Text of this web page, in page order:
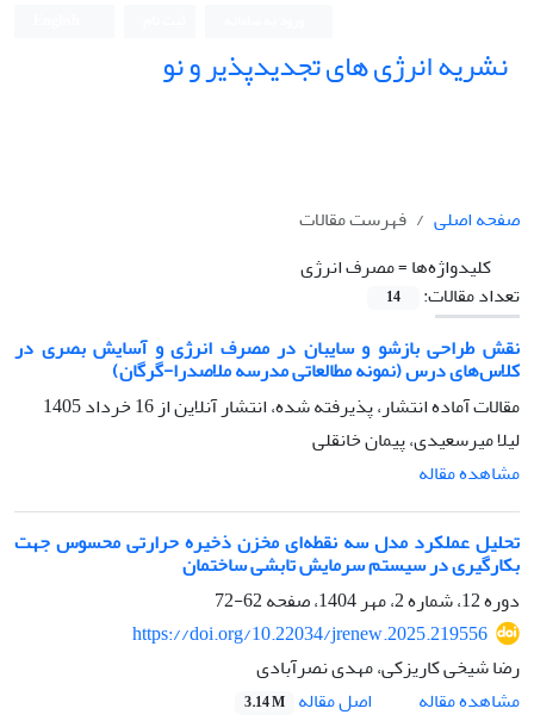
نشریه انرژی های تجدیدپذیر و نو
صفحه اصلی
فهرست مقالات
کلیدواژه‌ها =مصرف انرژی
تعداد مقالات:
14
نقش طراحی بازشو و سایبان در مصرف انرژی و آسایش بصری در
کلاس‌های درس (نمونه مطالعاتی مدرسه ملاصدرا-گرگان)
مقالات آماده انتشار، پذیرفته شده، انتشار آنلاین از16 خرداد 1405
لیلا میرسعیدی، پیمان خانقلی
مشاهده مقاله
تحلیل عملکرد مدل سه نقطه‌ای مخزن ذخیره حرارتی محسوس جهت
بکارگیری در سیستم سرمایش تابشی ساختمان
دوره 12، شماره 2، مهر 1404، صفحه
62-72
https://doi.org/10.22034/jrenew.2025.219556
رضا شیخی کاریزکی، مهدی نصرآبادی
مشاهده مقاله
اصل مقاله 3.14 M